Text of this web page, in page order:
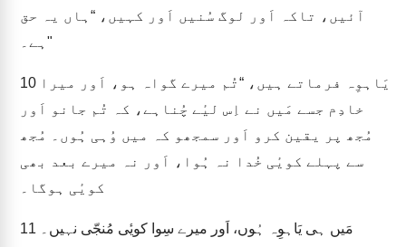
آئیں، تاکہ اَور لوگ سُنیں اَور کہیں، “ہاں یہ حق
ہے۔"
10
خادِم جسے مَیں نے اِس لیٔے چُناہے، کہ تُم جانو اَور
مُجھ پر یقین کرو اَور سمجھو کہ میں وُہی ہُوں۔ مُجھ
سے پہلے کویٔی خُدا نہ ہُوا، اَور نہ میرے بعد بھی
کویٔی ہوگا۔
11 مَیں ہی یَاہوِہ ہُوں، اَور میرے سِوا کویٔی مُنجّی نہیں۔